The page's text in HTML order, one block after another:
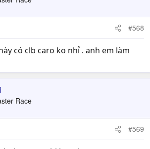
#568
có clb caro ko nhỉ . anh em làm
Race
#569